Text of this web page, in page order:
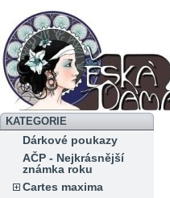
KATEGORIE
Dárkové poukazy
AČP - Nejkrásnější
známka roku
Cartes maxima